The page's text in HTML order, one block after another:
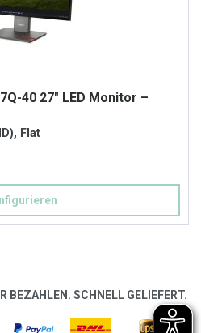
40 27" LED Monitor –
Flat
BEZAHLEN. SCHNELL GELIEFERT.